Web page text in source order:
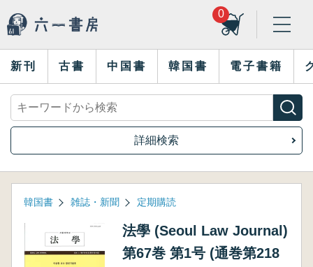
0
新刊 古書 中国書 韓国書 電子書籍
詳細検索
韓国書 雑誌・新聞 定期購読
法學 (Seoul Law Journal)
第67巻 第1号 (通巻第218